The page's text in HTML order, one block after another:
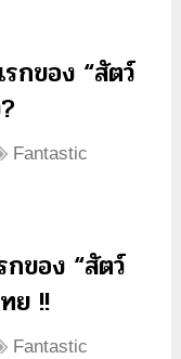
กของ “สัตว์
Fantastic
ของ “สัตว์
ย !!
Fantastic